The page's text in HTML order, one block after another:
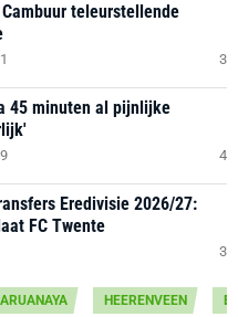
teleurstellende
3
45 minuten al pijnlijke
4
Eredivisie 2026/27:
FC Twente
3
HEERENVEEN